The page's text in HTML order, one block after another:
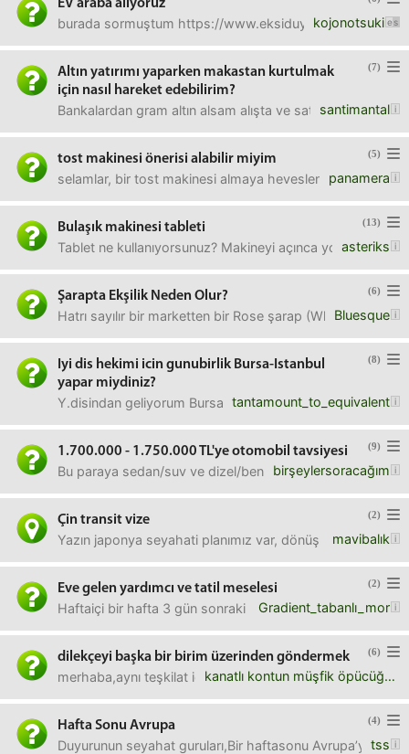
EV araba alıyoruz
kojonotsuki
burada sormuştum https://www.eksiduyuru.com/duyuru/
(7)
Altın yatırımı yaparken makastan kurtulmak
için nasıl hareket edebilirim?
santimantal
Bankalardan gram altın alsam alışta ve satıştaki fark
(5)
tost makinesi önerisi alabilir miyim
panamera
selamlar, bir tost makinesi almaya heveslendim.grill
(13)
Bulaşık makinesi tableti
asteriks
Tablet ne kullanıyorsunuz? Makineyi açınca yoğun koku
(6)
Şarapta Ekşilik Neden Olur?
Bluesque
Hatrı sayılır bir marketten bir Rose şarap (Whispering
(8)
Iyi dis hekimi icin gunubirlik Bursa-Istanbul
yapar miydiniz?
tantamount_to_equivalent
Y.disindan geliyorum Bursa'ya, gelmisken disciye de
(9)
1.700.000 - 1.750.000 TL'ye otomobil tavsiyesi
birşeylersoracağım
Bu paraya sedan/suv ve dizel/benzin sıfır/ikinci el ne
(2)
Çin transit vize
mavibalık
Yazın japonya seyahati planımız var, dönüş çin
(2)
Eve gelen yardımcı ve tatil meselesi
Gradient_tabanlı_mor
Haftaiçi bir hafta 3 gün sonraki 4 gün olacak şekilde
(6)
dilekçeyi başka bir birim üzerinden göndermek
kanatlı kontun müşfik öpücüğü
merhaba,aynı teşkilat içerisinde örneğin elazığ milli
(4)
Hafta Sonu Avrupa
tss
Duyurunun seyahat guruları,Bir haftasonu Avrupa’ya